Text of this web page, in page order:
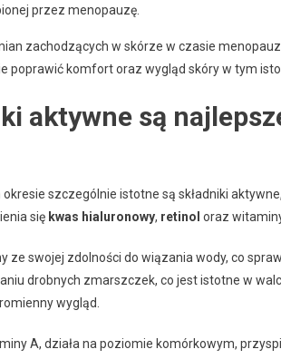
przez menopauzę.
zachodzących w skórze w czasie
poprawić komfort oraz wygląd skóry w tym
aktywne są
szczególnie istotne są składniki
się kwas hialuronowy, retinol oraz
ze swojej zdolności do wiązania wody, co
drobnych zmarszczek, co jest istotne w
wygląd.
A, działa na poziomie komórkowym,